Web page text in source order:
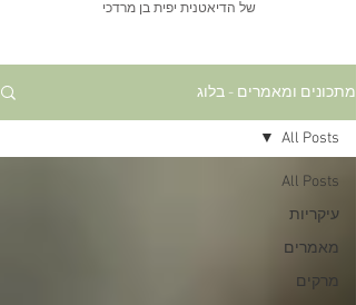
של הדיאטנית יפית בן מרדכי
מתכונים ומאמרים - בלוג
All Posts
עיקריות
מאמרים
מרקים
All Posts